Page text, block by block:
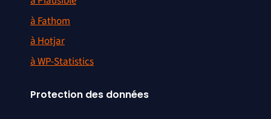
à Fathom
à Hotjar
à WP-Statistics
Protection des données